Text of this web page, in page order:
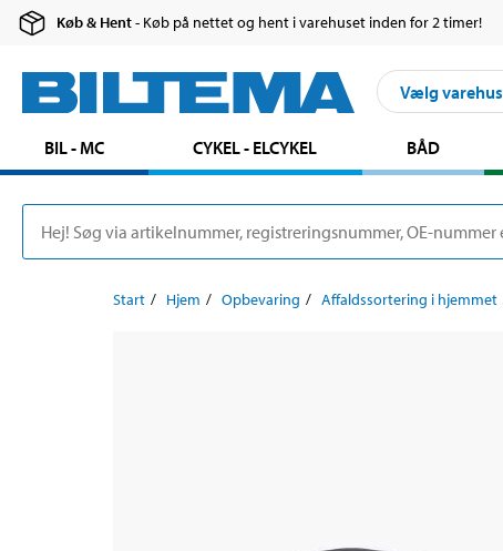
Køb & Hent- Køb på nettet og hent i varehuset inden for 2 timer!
Vælg varehus
BIL - MC CYKEL - ELCYKEL BÅD
Start Hjem Opbevaring Affaldssortering i hjemmet